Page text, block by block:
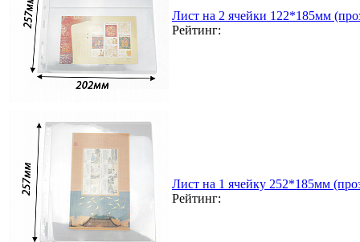
Лист на 2 ячейки 122*185мм
Рейтинг:
Лист на 1 ячейку 252*185мм
Рейтинг: